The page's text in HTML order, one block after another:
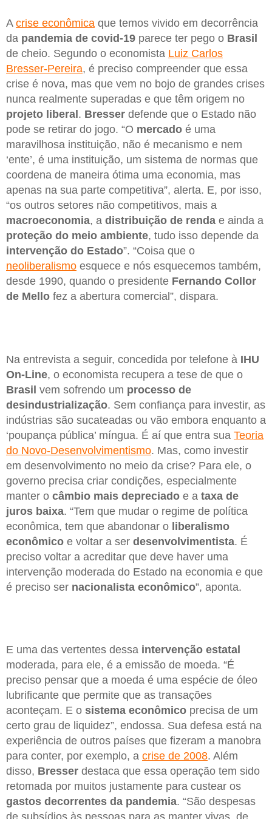
A crise econômica que temos vivido em decorrência
da pandemia de covid-19 parece ter pego o Brasil
de cheio. Segundo o economista Luiz Carlos
Bresser-Pereira, é preciso compreender que essa
crise é nova, mas que vem no bojo de grandes crises
nunca realmente superadas e que têm origem no
projeto liberal . Bresser defende que o Estado não
pode se retirar do jogo. “O mercado é uma
maravilhosa instituição, não é mecanismo e nem
‘ente’, é uma instituição, um sistema de normas que
coordena de maneira ótima uma economia, mas
apenas na sua parte competitiva”, alerta. E, por isso,
“os outros setores não competitivos, mais a
macroeconomia, a distribuição de renda e ainda a
proteção do meio ambiente, tudo isso depende da
intervenção do Estado”. “Coisa que o
neoliberalismo esquece e nós esquecemos também,
desde 1990, quando o presidente Fernando Collor
de Mello fez a abertura comercial”, dispara.
Na entrevista a seguir, concedida por telefone à IHU
On-Line, o economista recupera a tese de que o
Brasil vem sofrendo um processo de
desindustrialização. Sem confiança para investir, as
indústrias são sucateadas ou vão embora enquanto a
‘poupança pública’ míngua. É aí que entra sua Teoria
do Novo-Desenvolvimentismo. Mas, como investir
em desenvolvimento no meio da crise? Para ele, o
governo precisa criar condições, especialmente
manter o câmbio mais depreciado e a taxa de
juros baixa. “Tem que mudar o regime de política
econômica, tem que abandonar o liberalismo
econômico e voltar a ser desenvolvimentista. É
preciso voltar a acreditar que deve haver uma
intervenção moderada do Estado na economia e que
é preciso ser nacionalista econômico”, aponta.
E uma das vertentes dessa intervenção estatal
moderada, para ele, é a emissão de moeda. “É
preciso pensar que a moeda é uma espécie de óleo
lubrificante que permite que as transações
aconteçam. E o sistema econômico precisa de um
certo grau de liquidez”, endossa. Sua defesa está na
experiência de outros países que fizeram a manobra
para conter, por exemplo, a crise de 2008. Além
disso, Bresser destaca que essa operação tem sido
retomada por muitos justamente para custear os
gastos decorrentes da pandemia. “São despesas
de subsídios às pessoas para as manter vivas, de